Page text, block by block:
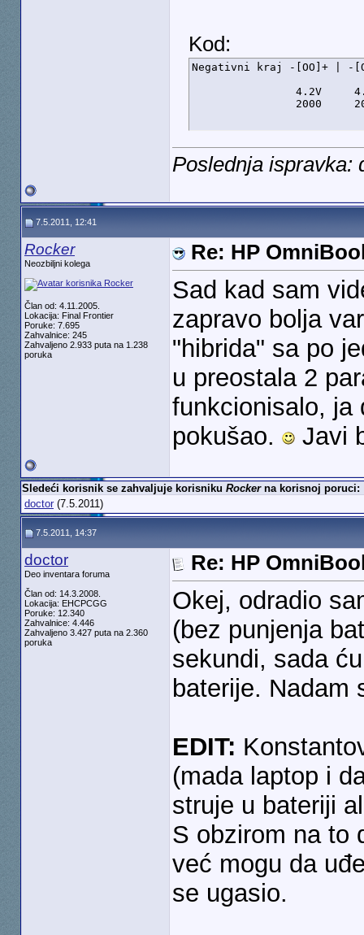
Kod:
Negativni kraj -[OO]+ | -
4.2V
2000
Poslednja ispravka:
7.5.2011, 12:41
Rocker
Neozbiljni kolega
Član od: 4.11.2005.
Lokacija: Final Frontier
Poruke: 7.695
Zahvalnice: 245
Zahvaljeno 2.933 puta na 1.238
poruka
Re: HP
Sad kad sam
zapravo bolja
"hibrida" sa po
u preostala 2
funkcionisalo, ja
pokušao.
Javi
Sledeći korisnik se zahvaljuje korisniku Rockerna korisnoj poruci:
doctor(7.5.2011)
7.5.2011, 14:37
doctor
Deo inventara foruma
Član od: 14.3.2008.
Lokacija: EHCPCGG
Poruke: 12.340
Zahvalnice: 4.446
Zahvaljeno 3.427 puta na 2.360
poruka
Re: HP
Okej, odradio
(bez punjenja
sekundi, sada
baterije.
EDIT:
(mada laptop i
struje u bateriji
S obzirom na to
već mogu da
se ugasio.